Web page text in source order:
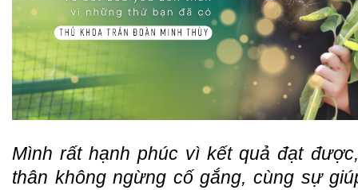
Mình rất hạnh phúc vì kết quả đạt
thân không ngừng cố gắng, cùng sự